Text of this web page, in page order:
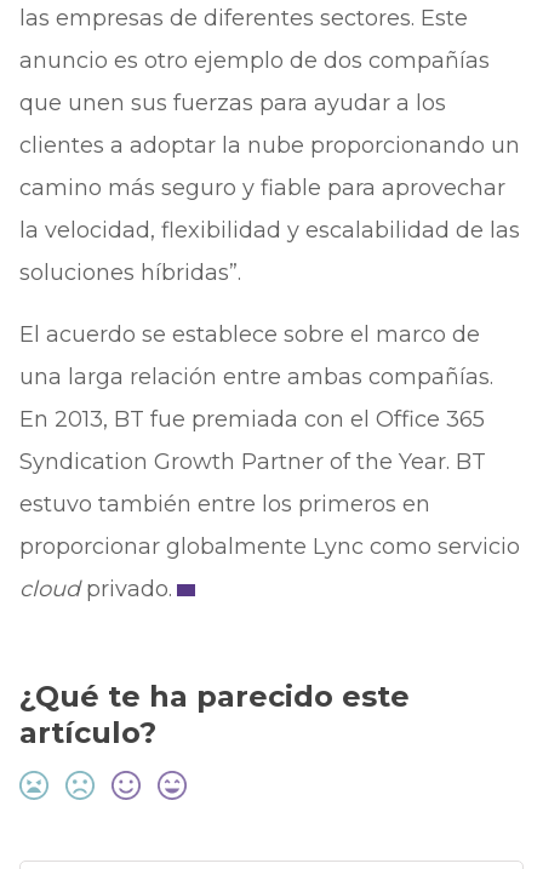
las empresas de diferentes sectores. Este
anuncio es otro ejemplo de dos compañías
que unen sus fuerzas para ayudar a los
clientes a adoptar la nube proporcionando un
camino más seguro y fiable para aprovechar
la velocidad, flexibilidad y escalabilidad de las
soluciones híbridas”.
El acuerdo se establece sobre el marco de
una larga relación entre ambas compañías.
En 2013, BT fue premiada con el Office 365
Syndication Growth Partner of the Year. BT
estuvo también entre los primeros en
proporcionar globalmente Lync como servicio
cloudprivado.
¿Qué te ha parecido este
artículo?